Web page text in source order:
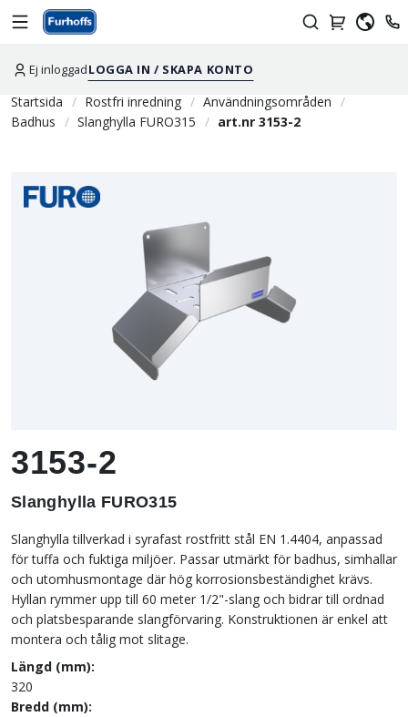
Ej inloggadLOGGA IN / SKAPA KONTO
Startsida Rostfri inredning
Användningsområden
Badhus
Slanghylla FURO315 art.nr 3153-2
3153-2
Slanghylla FURO315
Slanghylla tillverkad i syrafast rostfritt stål EN 1.4404, anpassad
för tuffa och fuktiga miljöer. Passar utmärkt för badhus, simhallar
och utomhusmontage där hög korrosionsbeständighet krävs.
Hyllan rymmer upp till 60 meter 1/2"-slang och bidrar till ordnad
och platsbesparande slangförvaring. Konstruktionen är enkel att
montera och tålig mot slitage.
Längd (mm):
320
Bredd (mm):